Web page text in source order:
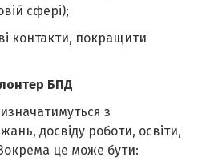
сфері);
контакти, покращити
БПД
з
досвіду роботи, освіти,
це може бути: